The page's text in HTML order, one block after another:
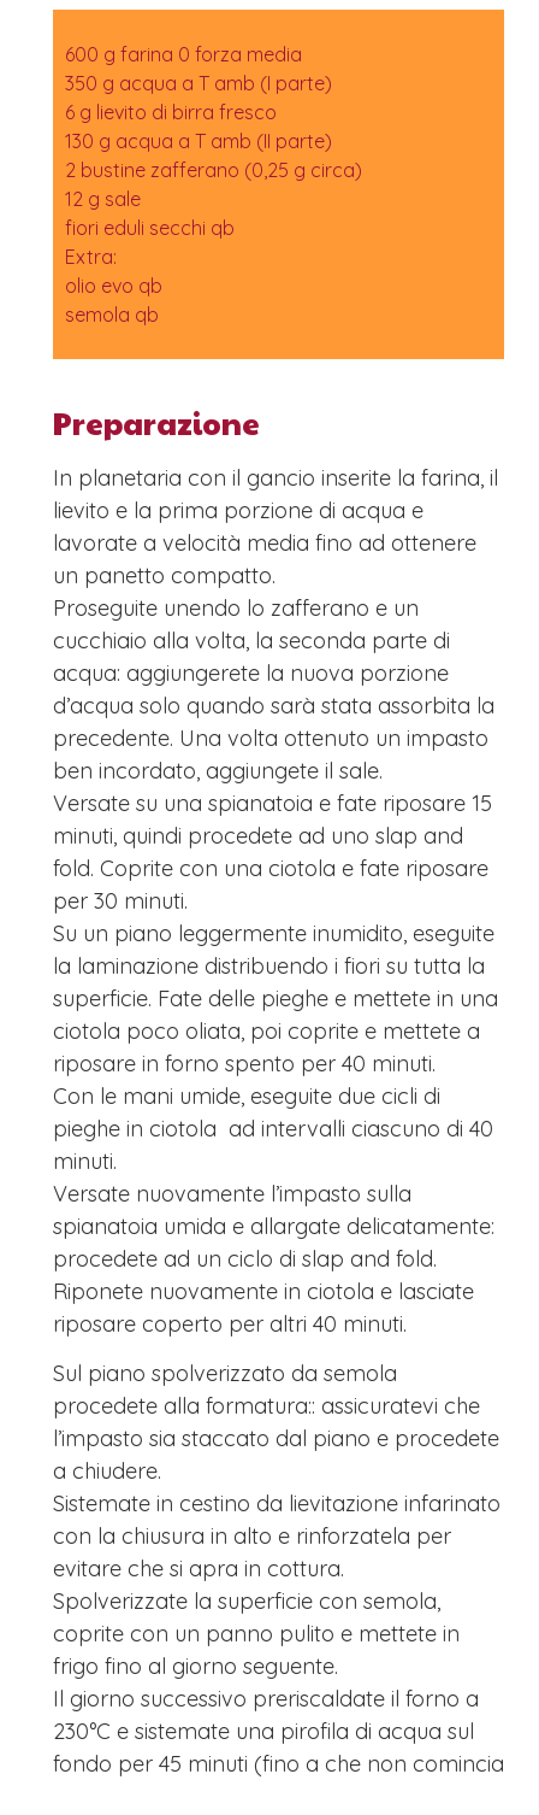
600 g farina 0 forza media
350 g acqua a T amb (I parte)
6 g lievito di birra fresco
130 g acqua a T amb (II parte)
2 bustine zafferano (0,25 g circa)
12 g sale
fiori eduli secchi qb
Extra:
olio evo qb
semola qb
Preparazione
In planetaria con il gancio inserite la farina, il
lievito e la prima porzione di acqua e
lavorate a velocità media fino ad ottenere
un panetto compatto.
Proseguite unendo lo zafferano e un
cucchiaio alla volta, la seconda parte di
acqua: aggiungerete la nuova porzione
d’acqua solo quando sarà stata assorbita la
precedente. Una volta ottenuto un impasto
ben incordato, aggiungete il sale.
Versate su una spianatoia e fate riposare 15
minuti, quindi procedete ad uno slap and
fold. Coprite con una ciotola e fate riposare
per 30 minuti.
Su un piano leggermente inumidito, eseguite
la laminazione distribuendo i fiori su tutta la
superficie. Fate delle pieghe e mettete in una
ciotola poco oliata, poi coprite e mettete a
riposare in forno spento per 40 minuti.
Con le mani umide, eseguite due cicli di
pieghe in ciotola ad intervalli ciascuno di 40
minuti.
Versate nuovamente l’impasto sulla
spianatoia umida e allargate delicatamente:
procedete ad un ciclo di slap and fold.
Riponete nuovamente in ciotola e lasciate
riposare coperto per altri 40 minuti.
Sul piano spolverizzato da semola
procedete alla formatura:: assicuratevi che
l’impasto sia staccato dal piano e procedete
a chiudere.
Sistemate in cestino da lievitazione infarinato
con la chiusura in alto e rinforzatela per
evitare che si apra in cottura.
Spolverizzate la superficie con semola,
coprite con un panno pulito e mettete in
frigo fino al giorno seguente.
Il giorno successivo preriscaldate il forno a
230°C e sistemate una pirofila di acqua sul
fondo per 45 minuti (fino a che non comincia